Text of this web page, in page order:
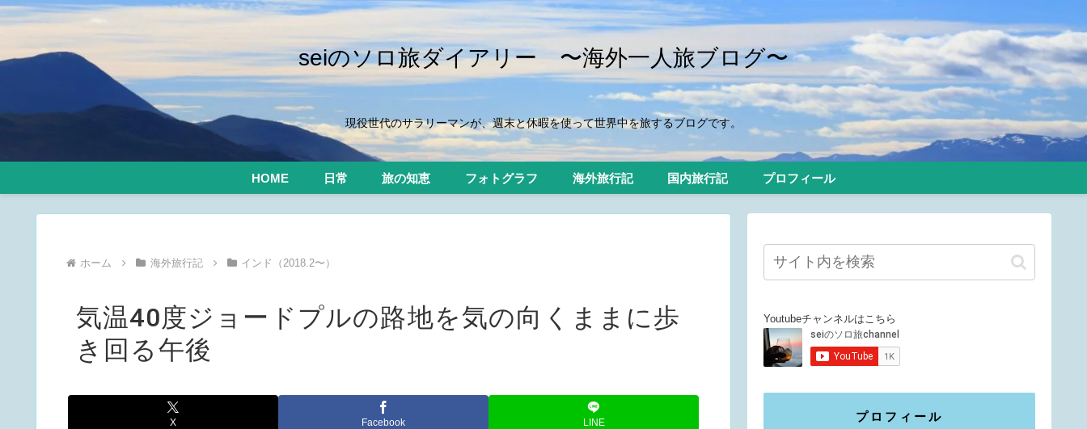
seiのソロ旅ダイアリー 〜海外一人旅ブログ〜
現役世代のサラリーマンが、週末と休暇を使って世界中を旅するブログです。
HOME 日常 旅の知恵 フォトグラフ 海外旅行記 国内旅行記 プロフィール
ホーム 海外旅行記 インド（2018.2〜）
気温40度ジョードプルの路地を気の向くままに歩
き回る午後
X Facebook LINE
Youtubeチャンネルはこちら
プロフィール